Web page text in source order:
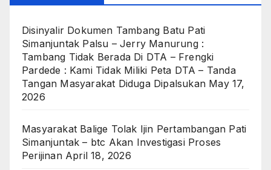
Disinyalir Dokumen Tambang Batu Pati
Simanjuntak Palsu – Jerry Manurung :
Tambang Tidak Berada Di DTA – Frengki
Pardede : Kami Tidak Miliki Peta DTA – Tanda
Tangan Masyarakat Diduga Dipalsukan May 17,
2026
Masyarakat Balige Tolak Ijin Pertambangan Pati
Simanjuntak – btc Akan Investigasi Proses
Perijinan April 18, 2026